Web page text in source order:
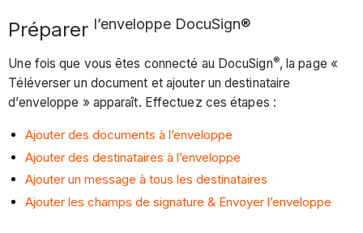
Préparer l’enveloppe DocuSign®
Une fois que vous êtes connecté au DocuSign®, la page «
Téléverser un document et ajouter un destinataire
d’enveloppe » apparaît. Effectuez ces étapes :
Ajouter des documents à l’enveloppe
Ajouter des destinataires à l’enveloppe
Ajouter un message à tous les destinataires
Ajouter les champs de signature & Envoyer l’enveloppe